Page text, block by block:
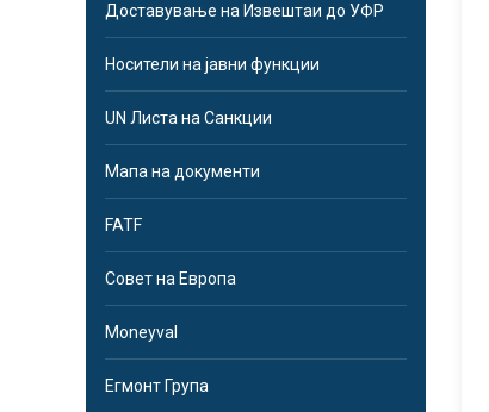
Доставување на Извештаи до УФР
Носители на јавни функции
UN Листа на Санкции
Мапа на документи
FATF
Совет на Европа
Moneyval
Егмонт Група